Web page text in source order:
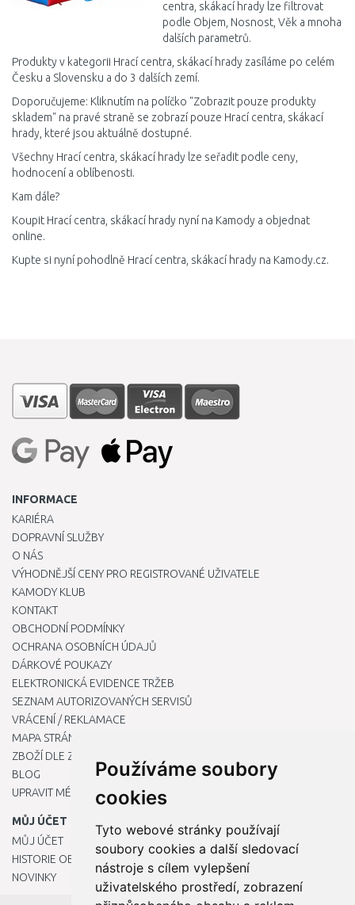
Používáme soubory
cookies
Tyto webové stránky používají
soubory cookies a další sledovací
nástroje s cílem vylepšení
uživatelského prostředí, zobrazení
centra, skákací hrady lze filtrovat
podle Objem, Nosnost, Věk a mnoha
dalších parametrů.
Produkty v kategorii Hrací centra, skákací hrady zasíláme po celém
Česku a Slovensku a do 3 dalších zemí.
Doporučujeme: Kliknutím na políčko "Zobrazit pouze produkty
skladem" na pravé straně se zobrazí pouze Hrací centra, skákací
hrady, které jsou aktuálně dostupné.
Všechny Hrací centra, skákací hrady lze seřadit podle ceny,
hodnocení a oblíbenosti.
Kam dále?
Koupit Hrací centra, skákací hrady nyní na Kamody a objednat
online.
Kupte si nyní pohodlně Hrací centra, skákací hrady na Kamody.cz.
INFORMACE
KARIÉRA
DOPRAVNÍ SLUŽBY
O NÁS
VÝHODNĚJŠÍ CENY PRO REGISTROVANÉ UŽIVATELE
KAMODY KLUB
KONTAKT
OBCHODNÍ PODMÍNKY
OCHRANA OSOBNÍCH ÚDAJŮ
DÁRKOVÉ POUKAZY
ELEKTRONICKÁ EVIDENCE TRŽEB
SEZNAM AUTORIZOVANÝCH SERVISŮ
VRÁCENÍ / REKLAMACE
MAPA STRÁNKY
ZBOŽÍ DLE ZNAČEK
BLOG
UPRAVIT MÉ PŘEDVOLBY COOKIES
MŮJ ÚČET
MŮJ ÚČET
HISTORIE OBJEDNÁVEK
NOVINKY